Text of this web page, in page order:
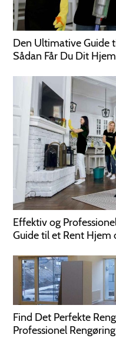
Den Ultimative Guide
Sådan Får Du Dit
Effektiv og
Guide til et Rent Hjem
Find Det Perfekte
Professionel